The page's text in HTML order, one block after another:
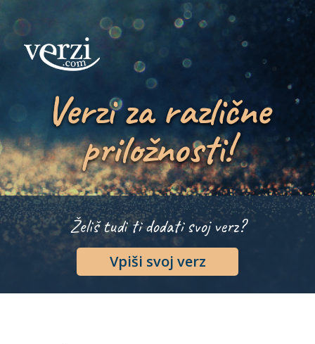
Verzi za različne
priložnosti!
Želiš tudi ti dodati svoj verz?
Vpiši svoj verz